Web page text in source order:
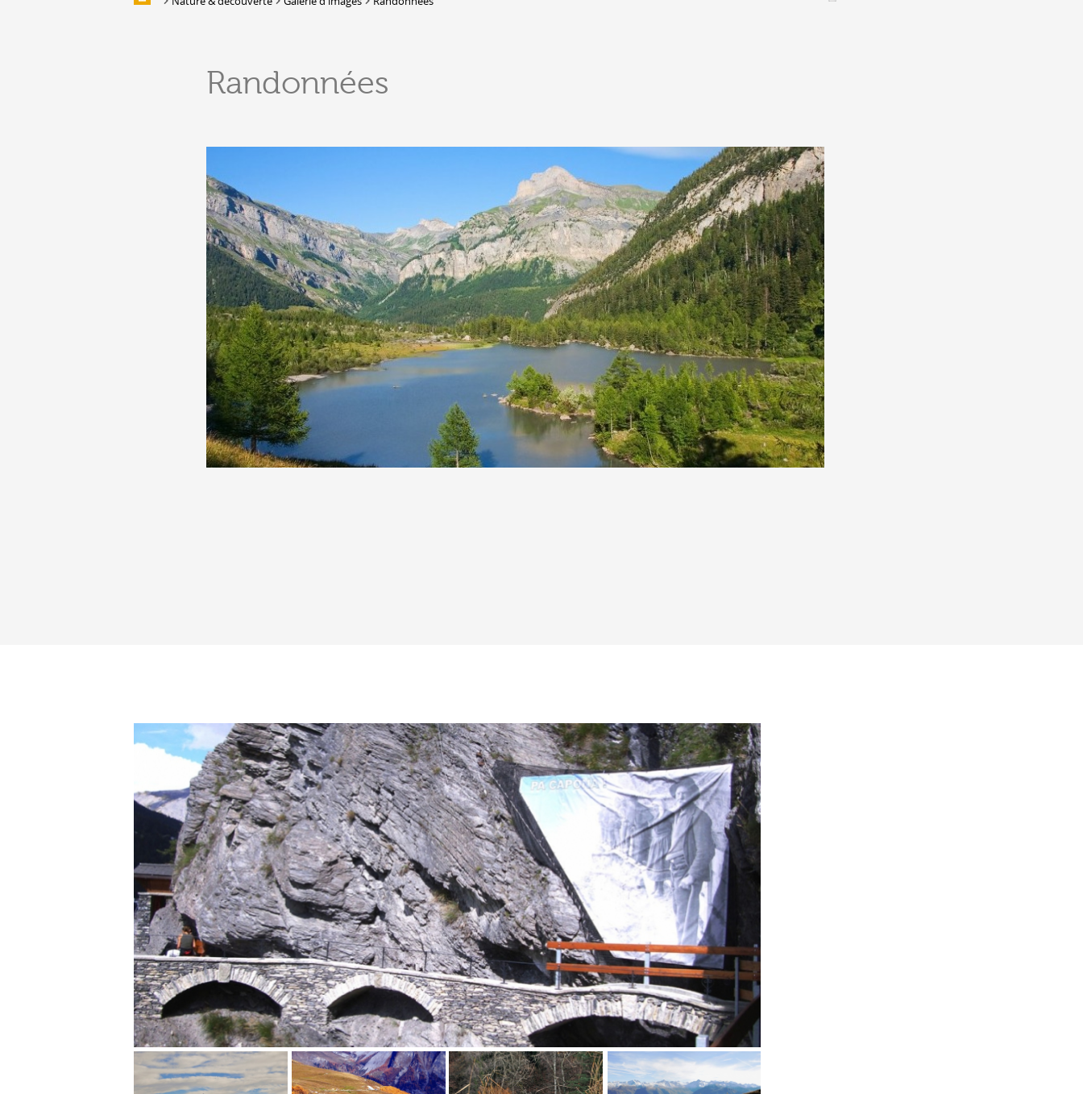
HÉBERGEMENTS &
RESTAURATION
Caveaux de dégustation
Histoire et légendes
Mayens et alpages
Hébergement
Annoncer une nouvelle société
Lire et/ou s'inscrire à la newsletter
Figurer sur notre newsletter
Boîtes à idées
Randonnées